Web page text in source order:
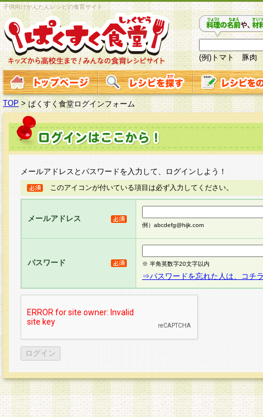
子供向けかんたんレシピの食育サイト
(例)トマト 豚肉
TOP > ぱくすく食堂ログインフォーム
メールアドレスとパスワードを入力して、ログインしよう！
このアイコンが付いている項目は必ず入力してください。
メールアドレス
例）abcdefg@hijk.com
パスワード ※ 半角英数字20文字以内
⇒パスワードを忘れた人は、コチ